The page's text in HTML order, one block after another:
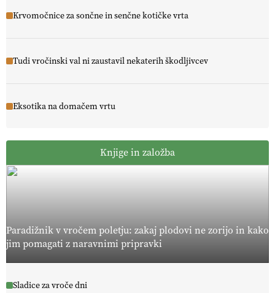
Krvomočnice za sončne in senčne kotičke vrta
Tudi vročinski val ni zaustavil nekaterih škodljivcev
Eksotika na domačem vrtu
Knjige in založba
Paradižnik v vročem poletju: zakaj plodovi ne zorijo in kako
jim pomagati z naravnimi pripravki
Sladice za vroče dni